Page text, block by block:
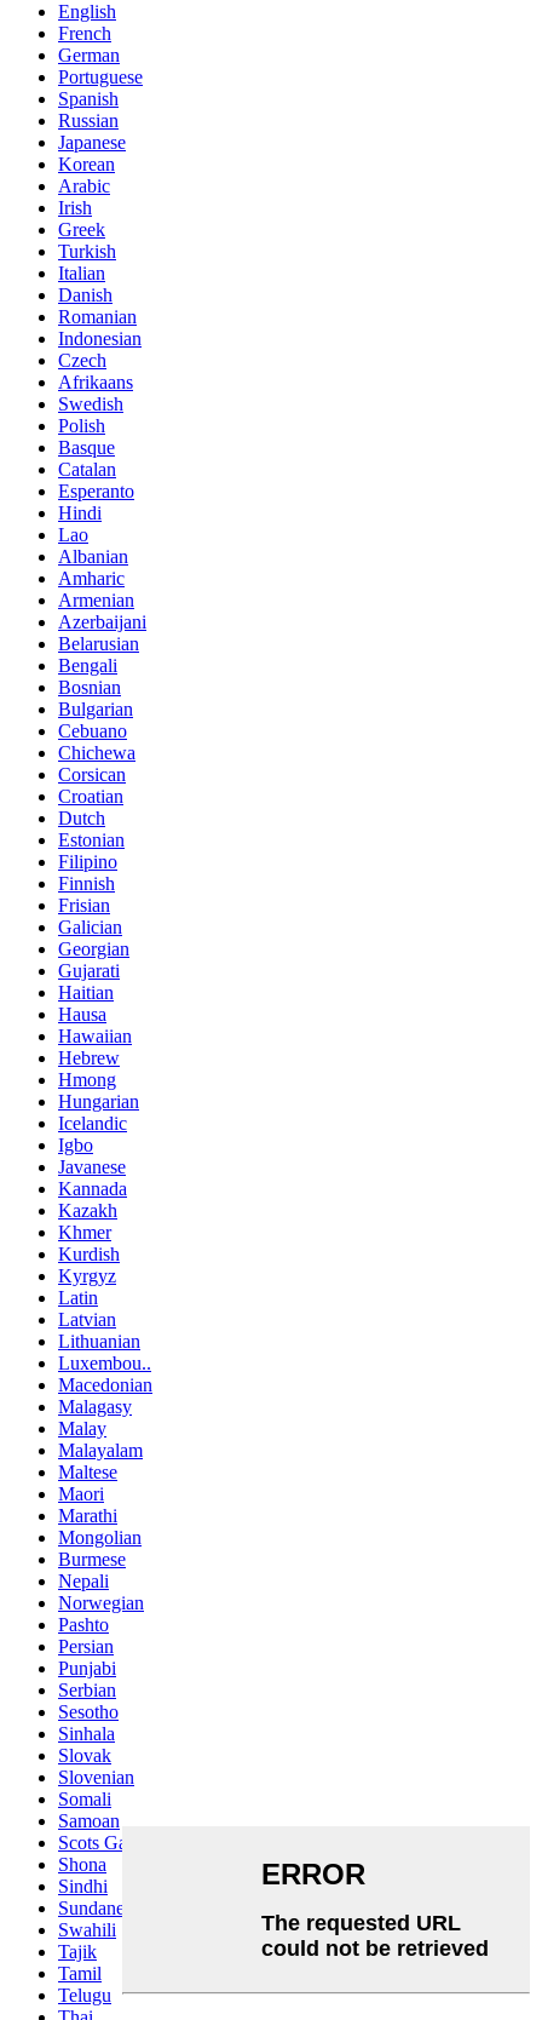
English
French
German
Portuguese
Spanish
Russian
Japanese
Korean
Arabic
Irish
Greek
Turkish
Italian
Danish
Romanian
Indonesian
Czech
Afrikaans
Swedish
Polish
Basque
Catalan
Esperanto
Hindi
Lao
Albanian
Amharic
Armenian
Azerbaijani
Belarusian
Bengali
Bosnian
Bulgarian
Cebuano
Chichewa
Corsican
Croatian
Dutch
Estonian
Filipino
Finnish
Frisian
Galician
Georgian
Gujarati
Haitian
Hausa
Hawaiian
Hebrew
Hmong
Hungarian
Icelandic
Igbo
Javanese
Kannada
Kazakh
Khmer
Kurdish
Kyrgyz
Latin
Latvian
Lithuanian
Luxembou..
Macedonian
Malagasy
Malay
Malayalam
Maltese
Maori
Marathi
Mongolian
Burmese
Nepali
Norwegian
Pashto
Persian
Punjabi
Serbian
Sesotho
Sinhala
Slovak
Slovenian
Somali
Samoan
Scots Gaelic
Shona
Sindhi
Sundanese
Swahili
Tajik
Tamil
Telugu